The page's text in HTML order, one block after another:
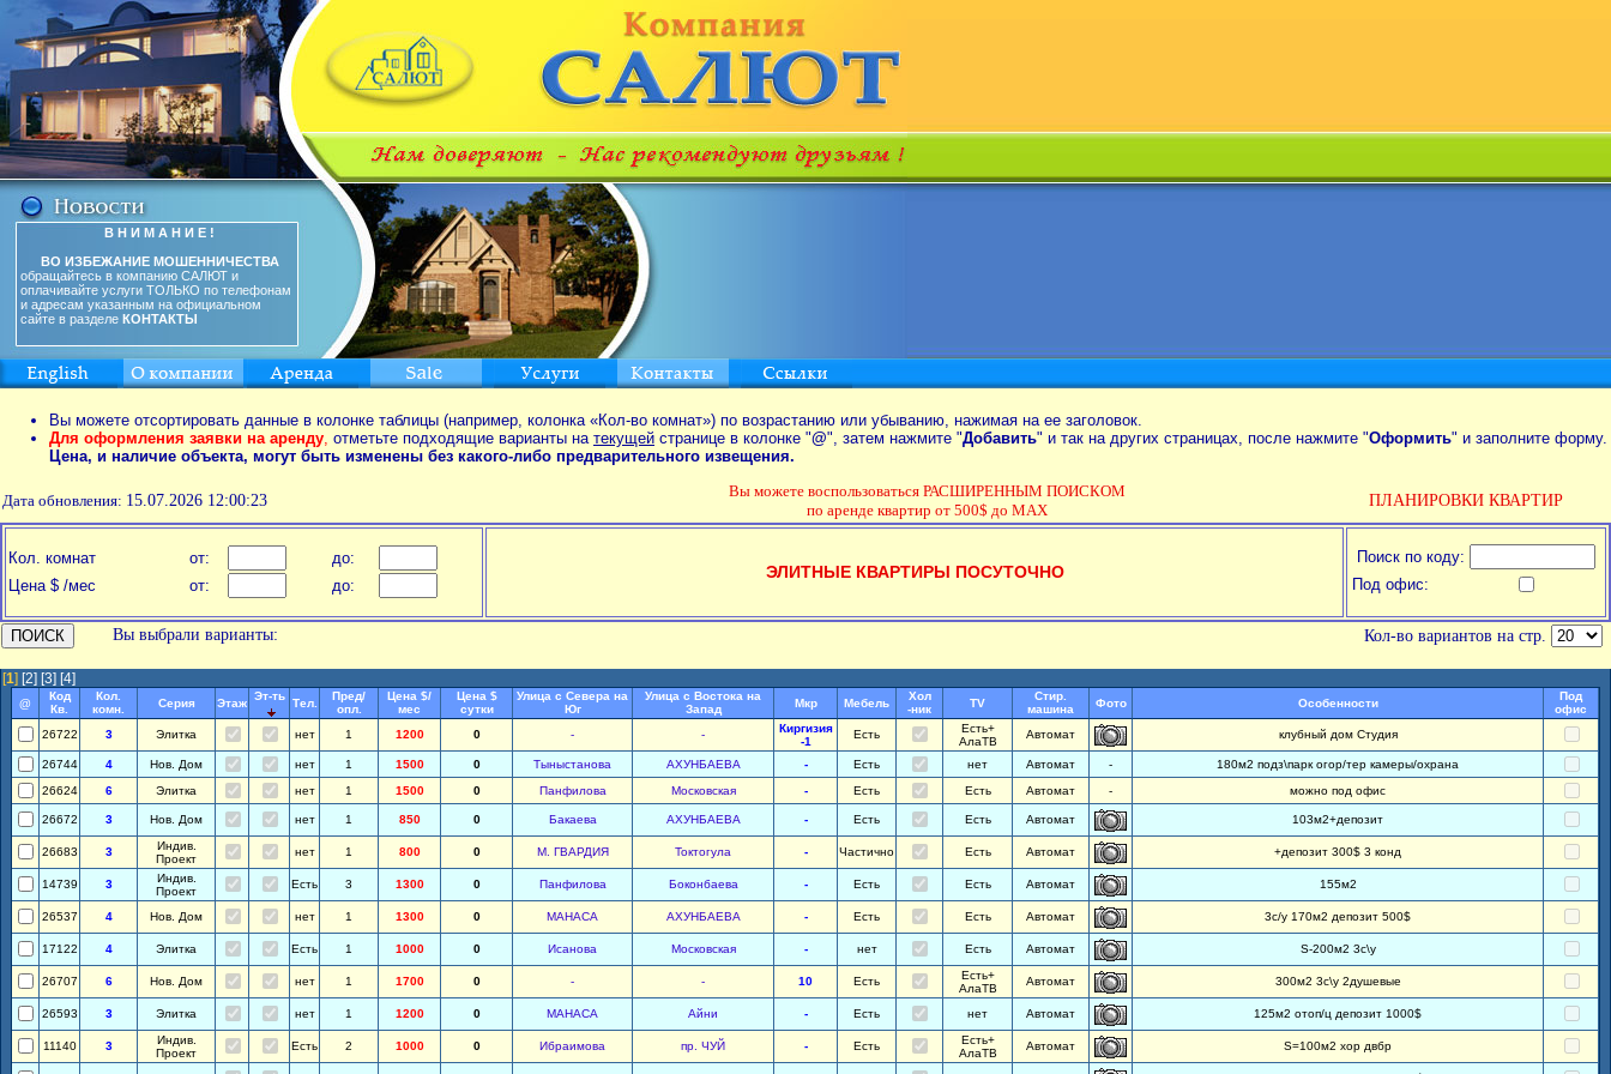
В Н И М А Н И Е !
ВО ИЗБЕЖАНИЕ МОШЕННИЧЕСТВА
обращайтесь в компанию САЛЮТ и
оплачивайте услуги ТОЛЬКО по телефонам
и адресам указанным на официальном
сайте в разделе КОНТАКТЫ
Вы можете отсортировать данные в колонке таблицы (например, колонка «Кол-во комнат») по возрастанию или убыванию, нажимая на ее заголовок.
Для оформления заявки на аренду, отметьте подходящие варианты на текущей странице в колонке "@", затем нажмите "Добавить" и так на других страницах, после нажмите "Оформить" и заполните форму.
Цена, и наличие объекта, могут быть изменены без какого-либо предварительного извещения.
Дата обновления: 15.07.2026 12:00:23
Вы можете воспользоваться РАСШИРЕННЫМ ПОИСКОМ
по аренде квартир от 500$ до MAX
ПЛАНИРОВКИ КВАРТИР
Кол. комнат от:
до:
Цена $ /мес
от: до:
ЭЛИТНЫЕ КВАРТИРЫ ПОСУТОЧНО
Поиск по коду:
Под офис:
Вы выбрали варианты: Кол-во вариантов на стр.
[1] [2] [3] [4]
@
Код
Кв.
Кол.
комн.
Серия Этаж
Эт-ть
Тел.
Пред/
опл.
Цена $/
мес
Цена $
сутки
Улица с Севера на
Юг
Улица с Востока на
Запад
Мкр Мебель
Хол
-ник
TV
Стир.
машина
Фото Особенности
Под
офис
26722
3 Элитка нет 1 1200 0 - -
Киргизия
-1
Есть
Есть+
АлаТВ
Автомат клубный дом Студия
26744 4 Нов. Дом нет 1 1500 0 Тыныстанова АХУНБАЕВА - Есть нет Автомат -
180м2 подз\парк огор/тер камеры/охрана
26624
6 Элитка нет 1 1500 0 Панфилова Московская - Есть Есть Автомат - можно под офис
26672 3 Нов. Дом нет 1 850 0 Бакаева АХУНБАЕВА - Есть Есть Автомат 103м2+депозит
26683 3
Индив.
Проект
нет 1 800 0 М. ГВАРДИЯ Токтогула - Частично Есть Автомат +депозит 300$ 3 конд
14739 3
Индив.
Проект
Есть 3 1300 0 Панфилова Боконбаева - Есть Есть Автомат 155м2
26537 4 Нов. Дом нет 1 1300 0 МАНАСА АХУНБАЕВА - Есть Есть Автомат 3с/у 170м2 депозит 500$
17122 4 Элитка Есть 1 1000 0 Исанова Московская - нет Есть Автомат S-200м2 3с\у
26707 6 Нов. Дом нет 1 1700 0 - - 10 Есть
Есть+
АлаТВ
Автомат 300м2 3с\у 2душевые
26593 3 Элитка нет 1 1200 0 МАНАСА Айни - Есть нет Автомат 125м2 отоп/ц депозит 1000$
11140 3
Индив.
Проект
Есть 2 1000 0 Ибраимова пр. ЧУЙ - Есть
Есть+
АлаТВ
Автомат S=100м2 хор двбр